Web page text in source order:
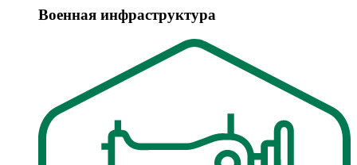
Военная инфраструктура